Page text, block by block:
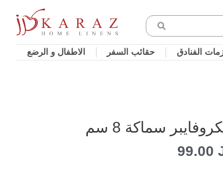
الفنادق حقائب السفر الاطفال و الرضع
سماكة 8 سم
99.00نطاق